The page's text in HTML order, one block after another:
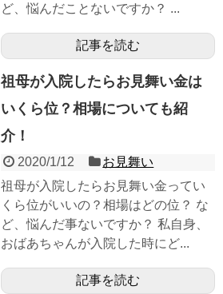
ど、悩んだことないですか？ ...
記事を読む
祖母が入院したらお見舞い金は
いくら位？相場についても紹
介！
2020/1/12
お見舞い
祖母が入院したらお見舞い金ってい
くら位がいいの？相場はどの位？ な
ど、悩んだ事ないですか？ 私自身、
おばあちゃんが入院した時にど...
記事を読む